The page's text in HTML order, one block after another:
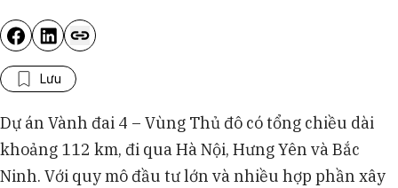
Lưu
Dự án Vành đai 4 – Vùng Thủ đô có tổng chiều dài
khoảng 112 km, đi qua Hà Nội, Hưng Yên và Bắc
Ninh. Với quy mô đầu tư lớn và nhiều hợp phần xây